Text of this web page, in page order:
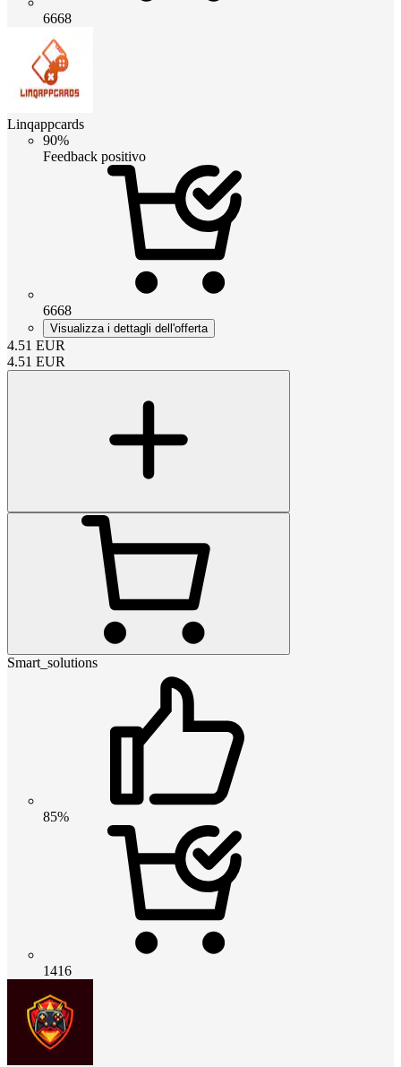
6668
Linqappcards
90%
Feedback positivo
6668
Visualizza i dettagli dell'offerta
4.51 EUR
4.51 EUR
Smart_solutions
85%
1416